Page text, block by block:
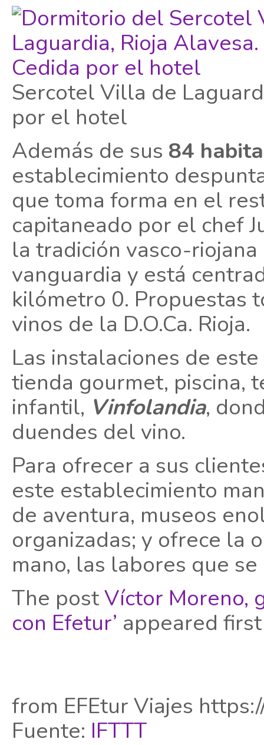
Sercotel Villa de
por el hotel
Además de sus 84
establecimiento
que toma forma en el
capitaneado por el chef
la tradición vasco-
vanguardia y está
kilómetro 0. Propuestas
vinos de la D.O.Ca. Rioja.
Las instalaciones de
tienda gourmet, piscina,
infantil, Vinfolandia,
duendes del vino.
Para ofrecer a sus
este establecimiento
de aventura, museos
organizadas; y ofrece la
mano, las labores que
The postVíctor Moreno,
con Efetur’ appeared
from EFEtur Viajes
Fuente: IFTTT